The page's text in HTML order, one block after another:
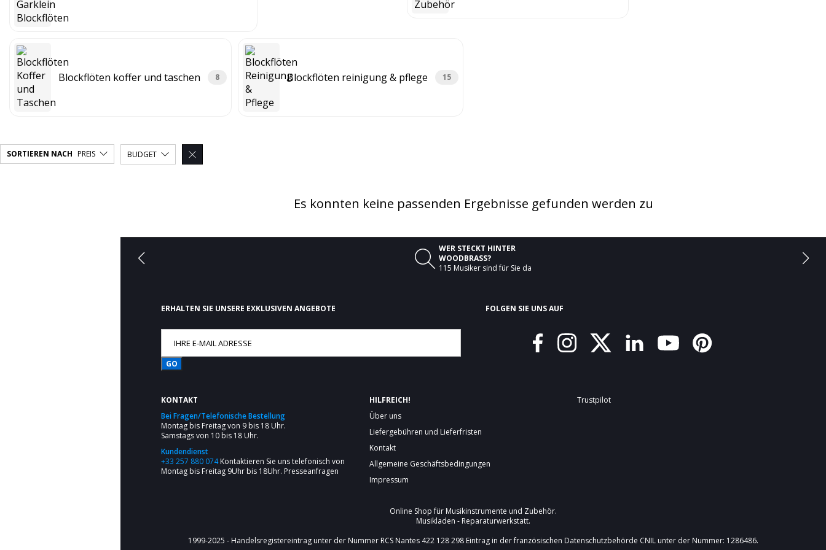
Blockflöten koffer und taschen 8 Blockflöten reinigung & pflege 15
SORTIEREN NACH PREIS BUDGET 
Es konnten keine passenden Ergebnisse gefunden werden zu

WER STECKT HINTER
WOODBRASS?
115 Musiker sind für Sie da
ERHALTEN SIE UNSERE EXKLUSIVEN ANGEBOTE
GO
FOLGEN SIE UNS AUF
KONTAKT
Bei Fragen/Telefonische Bestellung
Montag bis Freitag von 9 bis 18 Uhr.
Samstags von 10 bis 18 Uhr.
Kundendienst
+33 257 880 074 Kontaktieren Sie uns telefonisch von
Montag bis Freitag 9Uhr bis 18Uhr. Presseanfragen
HILFREICH!
Über uns
Liefergebühren und Lieferfristen
Kontakt
Allgemeine Geschäftsbedingungen
Impressum
Trustpilot
Online Shop für Musikinstrumente und Zubehör.
Musikladen - Reparaturwerkstatt.
1999-2025 - Handelsregistereintrag unter der Nummer RCS Nantes 422 128 298 Eintrag in der französischen Datenschutzbehörde CNIL unter der Nummer: 1286486.